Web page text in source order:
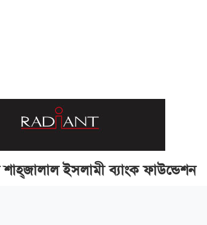
ইসলামী ব্যাংক ফাউন্ডেশন